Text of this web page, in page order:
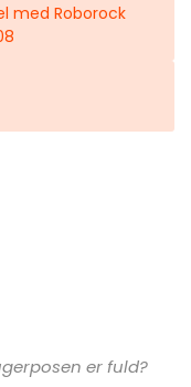
med Roborock
er fuld?